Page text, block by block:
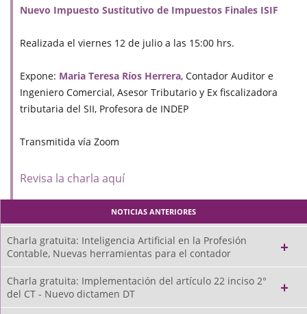
Nuevo Impuesto Sustitutivo de Impuestos Finales ISIF
Realizada el viernes 12 de julio a las 15:00 hrs.
Expone: Maria Teresa Ríos Herrera, Contador Auditor e
Ingeniero Comercial, Asesor Tributario y Ex fiscalizadora
tributaria del SII, Profesora de INDEP
Transmitida vía Zoom
Revisa la charla aquí
NOTICIAS ANTERIORES
Charla gratuita: Inteligencia Artificial en la Profesión
Contable, Nuevas herramientas para el contador
Charla gratuita: Implementación del artículo 22 inciso 2°
del CT - Nuevo dictamen DT